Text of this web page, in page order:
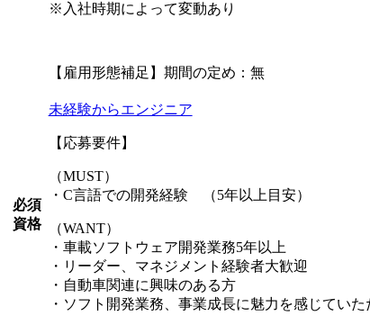
※入社時期によって変動あり
【雇用形態補足】期間の定め：無
必須
資格
未経験からエンジニア
【応募要件】
（MUST）
・C言語での開発経験 （5年以上目安）
（WANT）
・車載ソフトウェア開発業務5年以上
・リーダー、マネジメント経験者大歓迎
・自動車関連に興味のある方
・ソフト開発業務、事業成長に魅力を感じていた